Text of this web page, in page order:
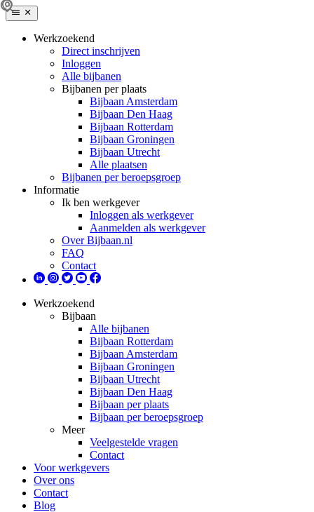
Werkzoekend
Direct inschrijven
Inloggen
Alle bijbanen
Bijbanen per plaats
Bijbaan Amsterdam
Bijbaan Den Haag
Bijbaan Rotterdam
Bijbaan Groningen
Bijbaan Utrecht
Alle plaatsen
Bijbanen per beroepsgroep
Informatie
Ik ben werkgever
Inloggen als werkgever
Aanmelden als werkgever
Over Bijbaan.nl
FAQ
Contact
Werkzoekend
Bijbaan
Alle bijbanen
Bijbaan Rotterdam
Bijbaan Amsterdam
Bijbaan Groningen
Bijbaan Utrecht
Bijbaan Den Haag
Bijbaan per plaats
Bijbaan per beroepsgroep
Meer
Veelgestelde vragen
Contact
Voor werkgevers
Over ons
Contact
Blog